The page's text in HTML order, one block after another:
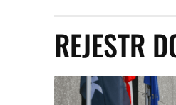
REJESTR